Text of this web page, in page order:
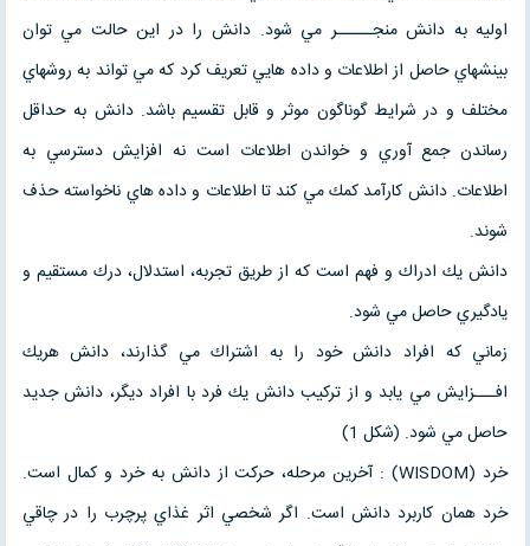
اوليه به دانش منجـــــر مي شود. دانش را در اين حالت مي توان
بينشهاي حاصل از اطلاعات و داده هايي تعريف كرد كه مي تواند به روشهاي
مختلف و در شرايط گوناگون موثر و قابل تقسيم باشد. دانش به حداقل
رساندن جمع آوري و خواندن اطلاعات است نه افزايش دسترسي به
اطلاعات. دانش كارآمد كمك مي كند تا اطلاعات و داده هاي ناخواسته حذف
شوند.
دانش يك ادراك و فهم است كه از طريق تجربه، استدلال، درك مستقيم و
يادگيري حاصل مي شود.
زماني كه افراد دانش خود را به اشتراك مي گذارند، دانش هريك
افـــزايش مي يابد و از تركيب دانش يك فرد با افراد ديگر، دانش جديد
حاصل مي شود. (شكل 1)
خرد (WISDOM) : آخرين مرحله، حركت از دانش به خرد و كمال است.
خرد همان كاربرد دانش است. اگر شخصي اثر غذاي پرچرب را در چاقي